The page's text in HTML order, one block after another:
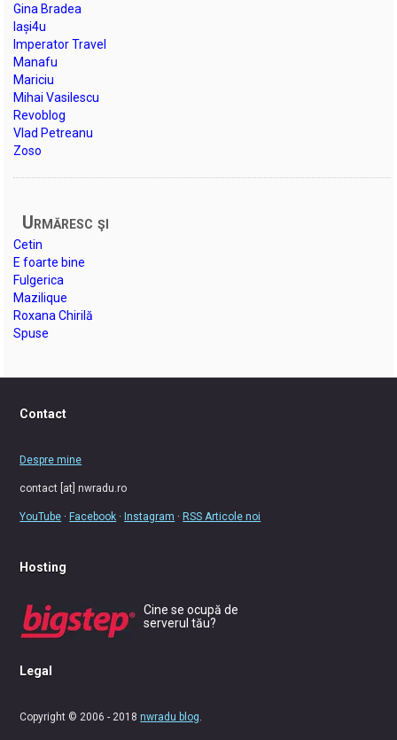
Gina Bradea
Iași4u
Imperator Travel
Manafu
Mariciu
Mihai Vasilescu
Revoblog
Vlad Petreanu
Zoso
Urmăresc şi
Cetin
E foarte bine
Fulgerica
Mazilique
Roxana Chirilă
Spuse
Contact
Despre mine
contact [at] nwradu.ro
YouTube · Facebook · Instagram · RSS Articole noi
Hosting
Cine se ocupă de
serverul tău?
Legal
Copyright © 2006 - 2018nwradu blog.